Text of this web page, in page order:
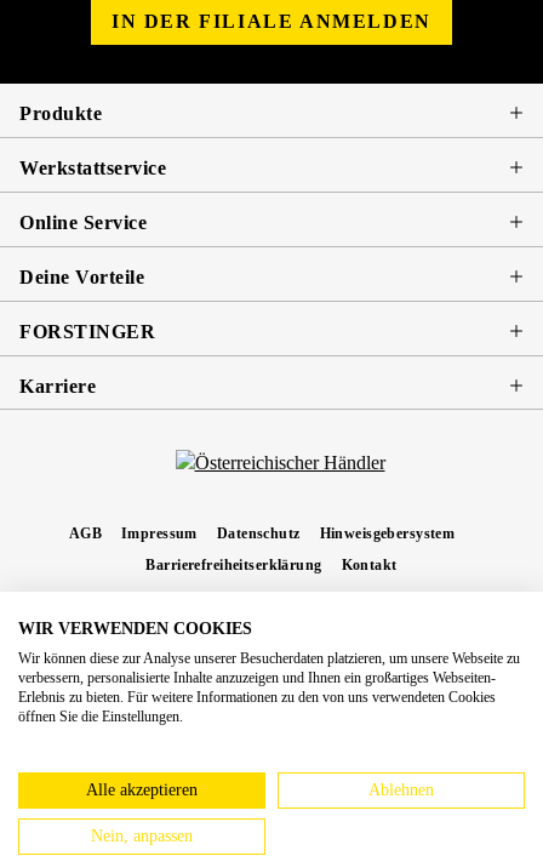
IN DER FILIALE ANMELDEN
Produkte
Werkstattservice
Online Service
Deine Vorteile
FORSTINGER
Karriere
AGB Impressum Datenschutz
Hinweisgebersystem
Barrierefreiheitserklärung
Kontakt
Nachnahmegebühren, wenn nicht anders angegeben.
Copyright 2026 Forstinger Österreich GmbH
Königstetter Straße 128 - 134/OG3, 3430 Tulln
europäschen Online-Streitbeilegungs-Plattform hinzuweisen:
webgate.ec.europa.eu/odr
WIR VERWENDEN COOKIES
Wir können diese zur Analyse unserer Besucherdaten platzieren, um unsere Webseite zu
verbessern, personalisierte Inhalte anzuzeigen und Ihnen ein großartiges Webseiten-
Erlebnis zu bieten. Für weitere Informationen zu den von uns verwendeten Cookies
öffnen Sie die Einstellungen.
Alle akzeptieren Ablehnen
Nein, anpassen